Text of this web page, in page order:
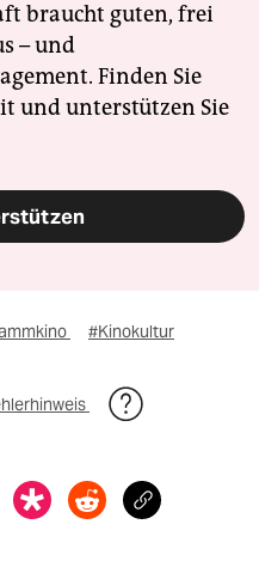
braucht guten, frei
– und
Finden Sie
und unterstützen Sie
#Kinokultur